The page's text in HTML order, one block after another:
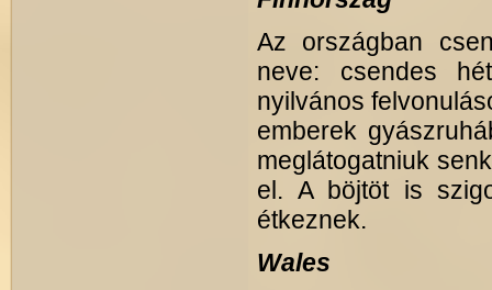
Az országban
neve: csendes
nyilvános
emberek
meglátogatniuk
el. A böjtöt is
étkeznek.
Wales